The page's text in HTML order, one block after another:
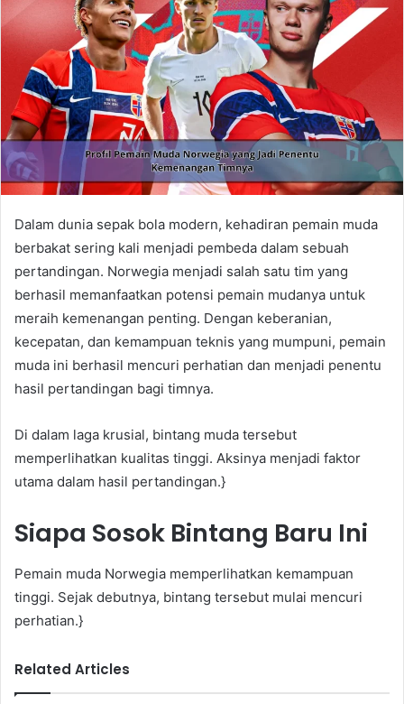
Dalam dunia sepak bola modern, kehadiran pemain muda
berbakat sering kali menjadi pembeda dalam sebuah
pertandingan. Norwegia menjadi salah satu tim yang
berhasil memanfaatkan potensi pemain mudanya untuk
meraih kemenangan penting. Dengan keberanian,
kecepatan, dan kemampuan teknis yang mumpuni, pemain
muda ini berhasil mencuri perhatian dan menjadi penentu
hasil pertandingan bagi timnya.
Di dalam laga krusial, bintang muda tersebut
memperlihatkan kualitas tinggi. Aksinya menjadi faktor
utama dalam hasil pertandingan.}
Siapa Sosok Bintang Baru Ini
Pemain muda Norwegia memperlihatkan kemampuan
tinggi. Sejak debutnya, bintang tersebut mulai mencuri
perhatian.}
Related Articles